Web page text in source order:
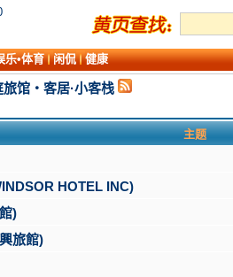
乐•体育 闲侃 健康
旅馆・客居·小客栈
主题
HOTEL INC)
)
旅館)